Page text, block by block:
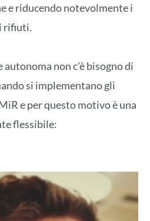
e riducendo notevolmente i
rifiuti.
non c’è bisogno di
si implementano gli
e per questo motivo è una
flessibile: